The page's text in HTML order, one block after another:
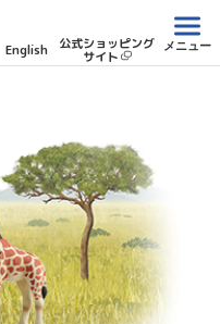
English 公式ショッピング
サイト
メニュー